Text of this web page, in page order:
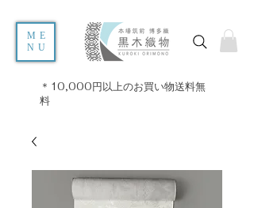
ME
NU
＊10,000円以上のお買い物送料無
料